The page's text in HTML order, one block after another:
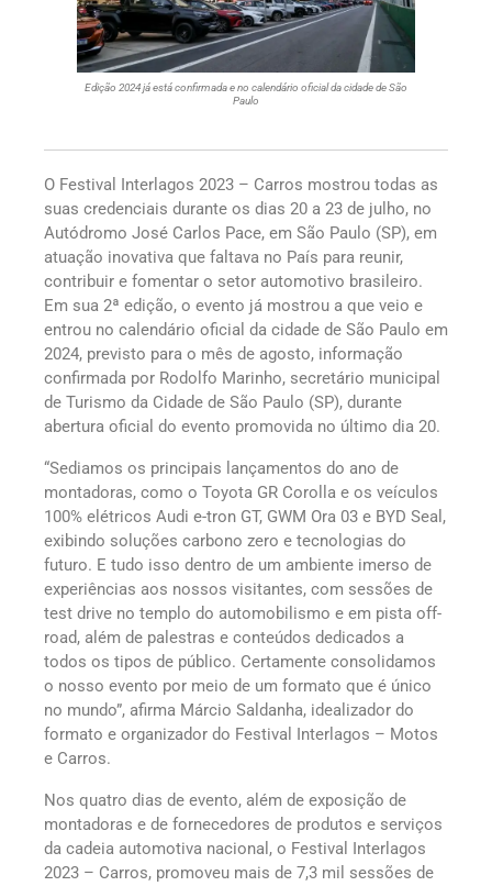
Edição 2024 já está confirmada e no calendário oficial da cidade de São
Paulo
O Festival Interlagos 2023 – Carros mostrou todas as
suas credenciais durante os dias 20 a 23 de julho, no
Autódromo José Carlos Pace, em São Paulo (SP), em
atuação inovativa que faltava no País para reunir,
contribuir e fomentar o setor automotivo brasileiro.
Em sua 2ª edição, o evento já mostrou a que veio e
entrou no calendário oficial da cidade de São Paulo em
2024, previsto para o mês de agosto, informação
confirmada por Rodolfo Marinho, secretário municipal
de Turismo da Cidade de São Paulo (SP), durante
abertura oficial do evento promovida no último dia 20.
“Sediamos os principais lançamentos do ano de
montadoras, como o Toyota GR Corolla e os veículos
100% elétricos Audi e-tron GT, GWM Ora 03 e BYD Seal,
exibindo soluções carbono zero e tecnologias do
futuro. E tudo isso dentro de um ambiente imerso de
experiências aos nossos visitantes, com sessões de
test drive no templo do automobilismo e em pista off-
road, além de palestras e conteúdos dedicados a
todos os tipos de público. Certamente consolidamos
o nosso evento por meio de um formato que é único
no mundo”, afirma Márcio Saldanha, idealizador do
formato e organizador do Festival Interlagos – Motos
e Carros.
Nos quatro dias de evento, além de exposição de
montadoras e de fornecedores de produtos e serviços
da cadeia automotiva nacional, o Festival Interlagos
2023 – Carros, promoveu mais de 7,3 mil sessões de